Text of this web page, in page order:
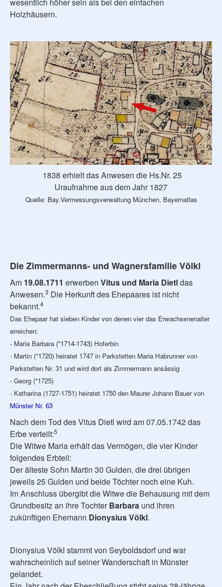
wesentlich höher sein als bei den einfachen
Holzhäusern.
1838 erhielt das Anwesen die Hs.Nr. 25
Uraufnahme aus dem Jahr 1827
Quelle: Bay.Vermessungsverwaltung München, Bayernatlas
Die Zimmermanns- und Wagnersfamilie Völkl
Am 19.08.1711 erwerben Vitus und Maria Dietldas
Anwesen.3 Die Herkunft des Ehepaares ist nicht
bekannt.4
Das Ehepaar hat sieben Kinder von denen vier das Erwachsenenalter
erreichen:
- Maria Barbara (*1714-1743) Hoferbin
- Martin (*1720) heiratet 1747 in Parkstetten Maria Habrunner von
Parkstetten Nr. 31 und wird dort als Zimmermann ansässig
- Georg (*1725)
- Katharina (1727-1751) heiratet 1750 den Maurer Johann Bauer von
Münster Nr. 63
Nach dem Tod des Vitus Dietl wird am 07.05.1742 das
Erbe verteilt:5
Die Witwe Maria erhält das Vermögen, die vier Kinder
folgendes Erbteil:
Der älteste Sohn Martin 30 Gulden, die drei übrigen
jeweils 25 Gulden und beide Töchter noch eine Kuh.
Im Anschluss übergibt die Witwe die Behausung mit dem
Grundbesitz an ihre TochterBarbara und ihren
zukünftigen Ehemann Dionysius Völkl.
Dionysius Völkl stammt von Seyboldsdorf und war
wahrscheinlich auf seiner Wanderschaft in Münster
gelandet.